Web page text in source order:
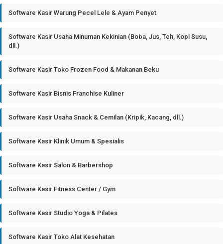
Software Kasir Warung Pecel Lele & Ayam Penyet
Software Kasir Usaha Minuman Kekinian (Boba, Jus, Teh, Kopi Susu,
dll.)
Software Kasir Toko Frozen Food & Makanan Beku
Software Kasir Bisnis Franchise Kuliner
Software Kasir Usaha Snack & Cemilan (Kripik, Kacang, dll.)
Software Kasir Klinik Umum & Spesialis
Software Kasir Salon & Barbershop
Software Kasir Fitness Center / Gym
Software Kasir Studio Yoga & Pilates
Software Kasir Toko Alat Kesehatan